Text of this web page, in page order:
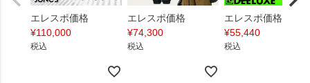
エレスポ価格
¥110,000
税込
エレスポ価格
¥74,300
税込
エレスポ価格
¥55,440
税込